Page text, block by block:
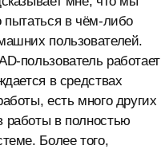
пытаться в чём-либо
пользователей.
пользователь работает
в средствах
есть много других
работы в полностью
Более того,